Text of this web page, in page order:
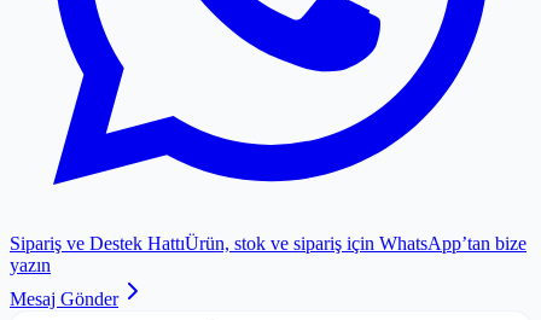
Sipariş ve Destek HattıÜrün, stok ve sipariş için WhatsApp’tan bize
yazın
Mesaj Gönder